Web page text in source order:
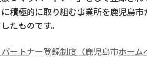
積極的に取り組む事業所を鹿児島
たものです。
ートナー登録制度（鹿児島市ホーム